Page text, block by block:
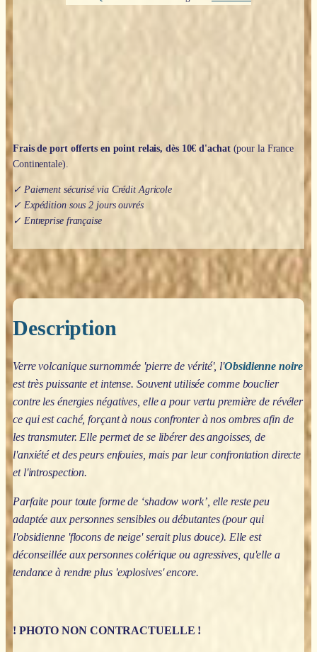
Obsidienne
Frais de port offerts en point relais, dès 10€ d'achat(pour la France
Continentale).
✓ Paiement sécurisé via Crédit Agricole
✓ Expédition sous 2 jours ouvrés
✓ Entreprise française
Description
Verre volcanique surnommée 'pierre de vérité', l'Obsidienne noire
est très puissante et intense. Souvent utilisée comme bouclier
contre les énergies négatives, elle a pour vertu première de révéler
ce qui est caché, forçant à nous confronter à nos ombres afin de
les transmuter. Elle permet de se libérer des angoisses, de
l'anxiété et des peurs enfouies, mais par leur confrontation directe
et l'introspection.
Parfaite pour toute forme de ‘shadow work’, elle reste peu
adaptée aux personnes sensibles ou débutantes (pour qui
l'obsidienne 'flocons de neige' serait plus douce). Elle est
déconseillée aux personnes colérique ou agressives, qu'elle a
tendance à rendre plus 'explosives' encore.
! PHOTO NON CONTRACTUELLE !